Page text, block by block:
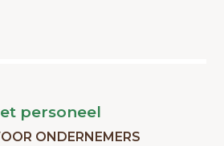
personeel
ONDERNEMERS